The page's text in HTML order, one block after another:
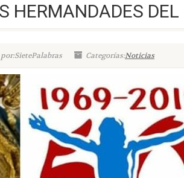
HERMANDADES
Categorías:Noticias